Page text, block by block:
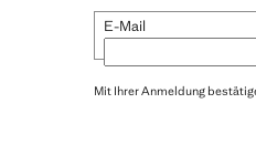
E-Mail
Mit Ihrer Anmeldung